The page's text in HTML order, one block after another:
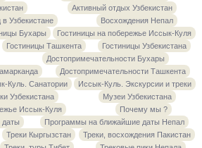
Активный отдых Узбекистан
в Узбекистане
Восхождения Непал
Бухары
Гостиницы на побережье Иссык-Куля
Гостиницы Ташкента
Гостиницы Узбекистана
Достопримечательности Бухары
Достопримечательности Ташкента
Куль. Санатории
Иссык-Куль. Экскурсии и треки
Узбекистана
Музеи Узбекистана
Иссык-Куля
Почему мы ?
Программы на ближайшие даты Непал
Треки Кыргызстан
Треки, восхождения Пакистан